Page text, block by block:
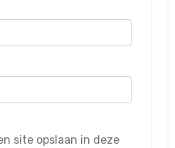
site opslaan in deze